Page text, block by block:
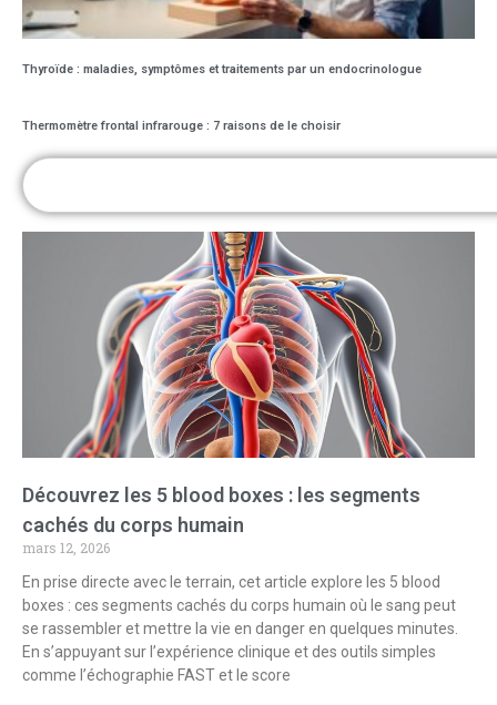
Découvrez les 5 blood boxes : les segments
cachés du corps humain
mars 12, 2026
En prise directe avec le terrain, cet article explore les 5 blood
boxes : ces segments cachés du corps humain où le sang peut
se rassembler et mettre la vie en danger en quelques minutes.
En s’appuyant sur l’expérience clinique et des outils simples
comme l’échographie FAST et le score
Thyroïde : maladies, symptômes et traitements par un endocrinologue
Thermomètre frontal infrarouge : 7 raisons de le choisir